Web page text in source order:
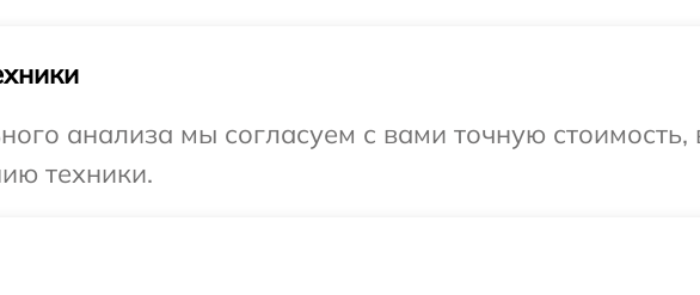
анализа мы согласуем с вами точную
техники.